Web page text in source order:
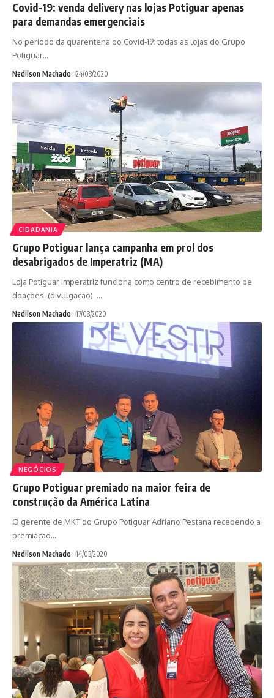
Covid-19: venda delivery nas lojas Potiguar apenas
para demandas emergenciais
No período da quarentena do Covid-19: todas as lojas do Grupo
Potiguar…
Nedilson Machado 24/03/2020
CIDADANIA
Grupo Potiguar lança campanha em prol dos
desabrigados de Imperatriz (MA)
Loja Potiguar Imperatriz funciona como centro de recebimento de
doações. (divulgação) …
Nedilson Machado 17/03/2020
NEGÓCIOS
Grupo Potiguar premiado na maior feira de
construção da América Latina
O gerente de MKT do Grupo Potiguar Adriano Pestana recebendo a
premiação…
Nedilson Machado 14/03/2020